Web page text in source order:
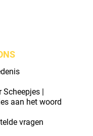
Scheepjes |
aan het woord
vragen